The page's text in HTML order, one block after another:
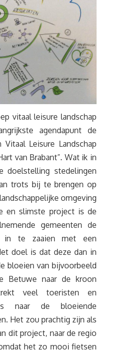
vitaal leisure landschap
agendapunt de
Leisure Landschap
van Brabant”. Wat ik in
stedelingen
trots bij te brengen op
omgeving
en slimste project is de
gemeenten de
in te zaaien met een
doel is dat deze dan in
bloeien van bijvoorbeeld
Betuwe naar de kroon
veel toeristen en
naar de bloeiende
Het zou prachtig zijn als
dit project, naar de regio
het zo mooi fietsen